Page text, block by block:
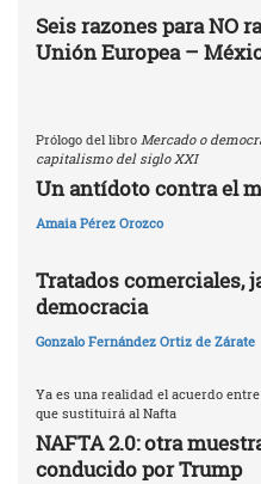
Seis razones para NO
Unión Europea –
Prólogo del libro Mercado o
capitalismo del siglo XXI
Un antídoto contra el
Amaia Pérez Orozco
Tratados comerciales,
democracia
Gonzalo Fernández Ortiz de Zárate
Ya es una realidad el acuerdo
que sustituirá al Nafta
NAFTA 2.0: otra
conducido por Trump